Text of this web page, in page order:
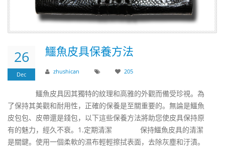
26
Dec
​鱷魚皮具保養方法
zhushican 205
鱷魚皮具因其獨特的紋理和高雅的外觀而備受珍視。為
了保持其美觀和耐用性，正確的保養是至關重要的。無論是鱷魚
皮包包、皮帶還是錢包，以下這些保養方法將助您使皮具保持原
有的魅力，經久不衰。1.定期清潔 保持鱷魚皮具的清潔
是關鍵。使用一個柔軟的濕布輕輕擦拭表面，去除灰塵和汙漬。